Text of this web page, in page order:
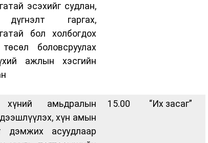
эсэхийг судлан,
гаргах,
бол холбогдох
боловсруулах
ажлын хэсгийн
хүний амьдралын
хүн амын
дэмжих асуудлаар
15.00 “Их засаг”